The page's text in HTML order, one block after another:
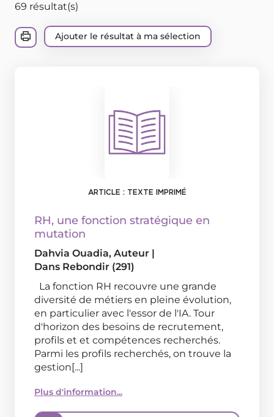
69 résultat(s)
Ajouter le résultat à ma sélection
ARTICLE : TEXTE IMPRIMÉ
RH, une fonction stratégique en
mutation
Dahvia Ouadia, Auteur |
Dans Rebondir (291)
La fonction RH recouvre une grande
diversité de métiers en pleine évolution,
en particulier avec l'essor de l'IA. Tour
d'horizon des besoins de recrutement,
profils et et compétences recherchés.
Parmi les profils recherchés, on trouve la
gestion[...]
Plus d'information...